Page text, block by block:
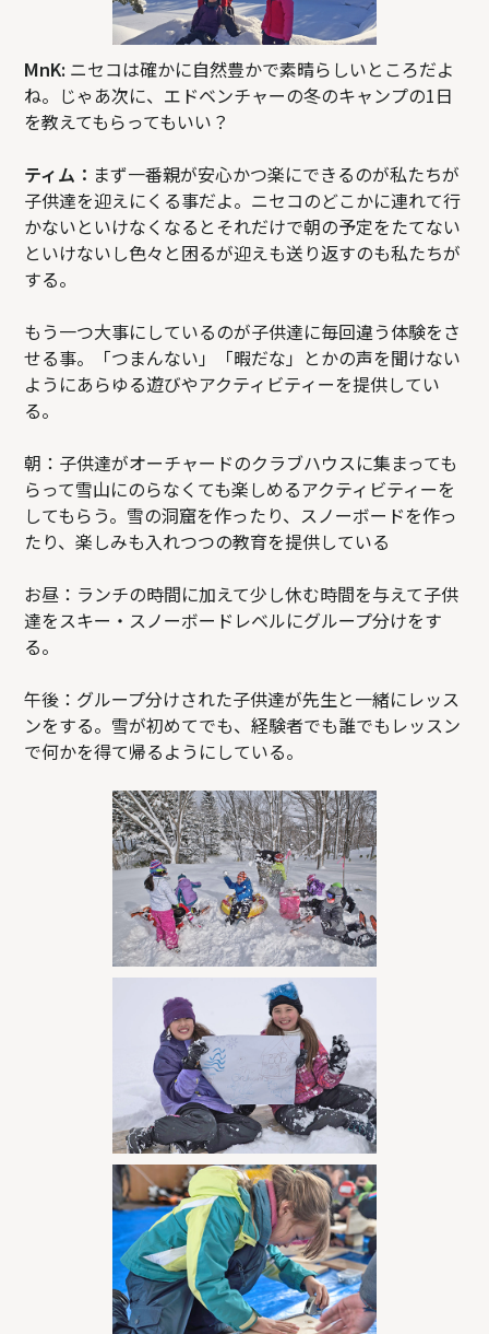
MnK: ニセコは確かに自然豊かで素晴らしいところだよ
ね。じゃあ次に、エドベンチャーの冬のキャンプの1日
を教えてもらってもいい？
ティム： まず一番親が安心かつ楽にできるのが私たちが
子供達を迎えにくる事だよ。ニセコのどこかに連れて行
かないといけなくなるとそれだけで朝の予定をたてない
といけないし色々と困るが迎えも送り返すのも私たちが
する。
もう一つ大事にしているのが子供達に毎回違う体験をさ
せる事。「つまんない」「暇だな」とかの声を聞けない
ようにあらゆる遊びやアクティビティーを提供してい
る。
朝：子供達がオーチャードのクラブハウスに集まっても
らって雪山にのらなくても楽しめるアクティビティーを
してもらう。雪の洞窟を作ったり、スノーボードを作っ
たり、楽しみも入れつつの教育を提供している
お昼：ランチの時間に加えて少し休む時間を与えて子供
達をスキー・スノーボードレベルにグループ分けをす
る。
午後：グループ分けされた子供達が先生と一緒にレッス
ンをする。雪が初めてでも、経験者でも誰でもレッスン
で何かを得て帰るようにしている。